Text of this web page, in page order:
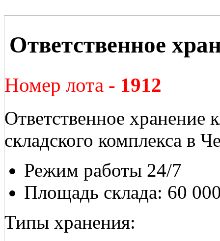
Ответственное
Номер лота - 1912
Ответственное хранение
складского комплекса в
Режим работы 24/7
Площадь склада: 60
Типы хранения: